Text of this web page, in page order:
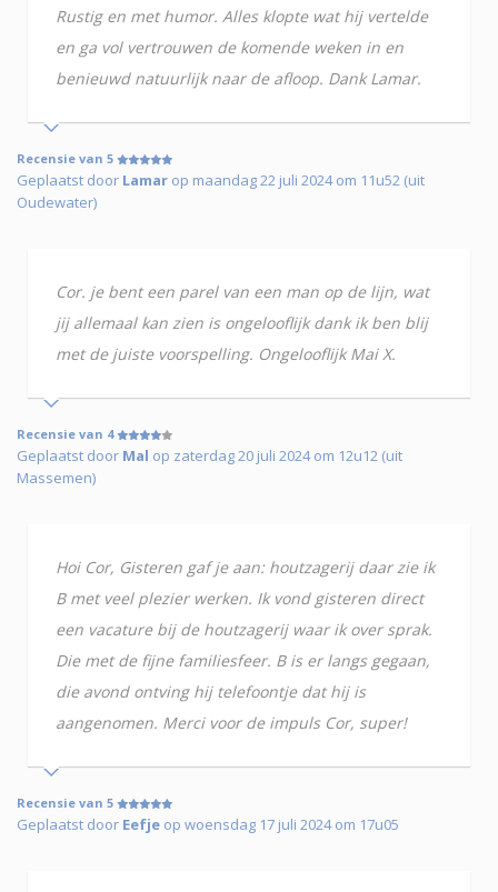
Rustig en met humor. Alles klopte wat hij vertelde
en ga vol vertrouwen de komende weken in en
benieuwd natuurlijk naar de afloop. Dank Lamar.
Recensie van 5
Geplaatst door Lamar op maandag 22 juli 2024 om 11u52 (uit
Oudewater)
Cor. je bent een parel van een man op de lijn, wat
jij allemaal kan zien is ongelooflijk dank ik ben blij
met de juiste voorspelling. Ongelooflijk Mai X.
Recensie van 4
Geplaatst door Mal op zaterdag 20 juli 2024 om 12u12 (uit
Massemen)
Hoi Cor, Gisteren gaf je aan: houtzagerij daar zie ik
B met veel plezier werken. Ik vond gisteren direct
een vacature bij de houtzagerij waar ik over sprak.
Die met de fijne familiesfeer. B is er langs gegaan,
die avond ontving hij telefoontje dat hij is
aangenomen. Merci voor de impuls Cor, super!
Recensie van 5
Geplaatst door Eefje op woensdag 17 juli 2024 om 17u05